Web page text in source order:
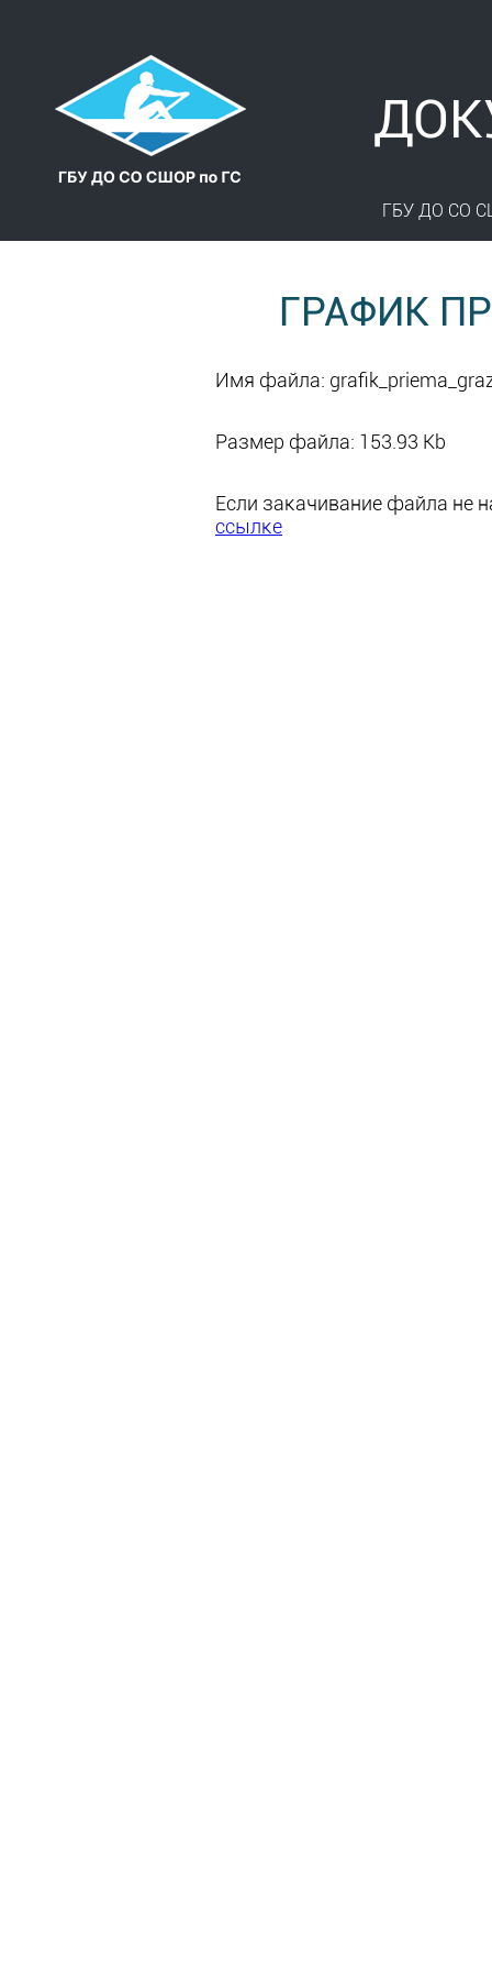
ГБУ ДО СО
ГРАФИК
Имя файла:
Размер файла: 153.93 Kb
Если закачивание файла не
ссылке